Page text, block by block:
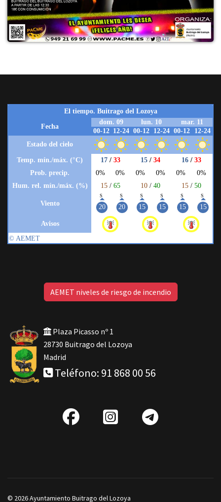
AEMET niveles de riesgo de incendio
Plaza Picasso nº 1
28730 Buitrago del Lozoya
Madrid
Teléfono: 91 868 00 56
fab
IG
© 2026 Ayuntamiento Buitrago del Lozoya